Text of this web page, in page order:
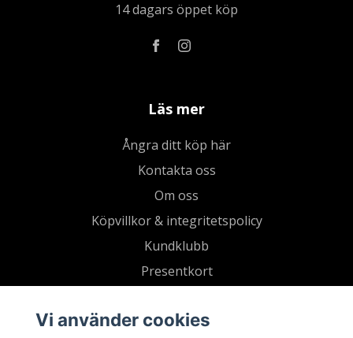
14 dagars öppet köp
Läs mer
Ångra ditt köp här
Kontakta oss
Om oss
Köpvillkor & integritetspolicy
Kundklubb
Presentkort
Vi använder cookies